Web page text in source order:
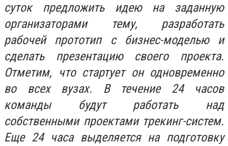
суток предложить идею на заданную
организаторами тему, разработать
рабочей прототип с бизнес-моделью и
сделать презентацию своего проекта.
Отметим, что стартует он одновременно
во всех вузах. В течение 24 часов
команды будут работать над
собственными проектами трекинг-систем.
Еще 24 часа выделяется на подготовку